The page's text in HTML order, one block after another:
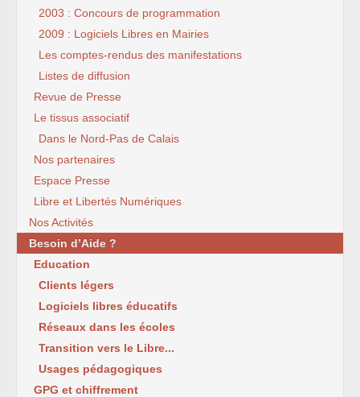
2003 : Concours de programmation
2009 : Logiciels Libres en Mairies
Les comptes-rendus des manifestations
Listes de diffusion
Revue de Presse
Le tissus associatif
Dans le Nord-Pas de Calais
Nos partenaires
Espace Presse
Libre et Libertés Numériques
Nos Activités
Besoin d’Aide ?
Education
Clients légers
Logiciels libres éducatifs
Réseaux dans les écoles
Transition vers le Libre...
Usages pédagogiques
GPG et chiffrement